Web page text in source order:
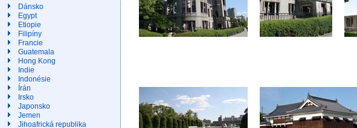
Dánsko
Egypt
Etiopie
Filipíny
Francie
Guatemala
Hong Kong
Indie
Indonésie
Írán
Irsko
Japonsko
Jemen
Jihoafrická republika